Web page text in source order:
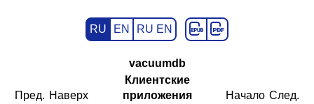
RU EN RU EN
vacuumdb
Пред. Наверх
Клиентские
приложения
Начало След.